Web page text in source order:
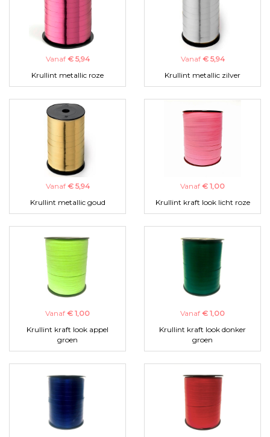
Vanaf € 5,94
Krullint metallic roze
Vanaf € 5,94
Krullint metallic zilver
Vanaf € 5,94
Krullint metallic goud
Vanaf € 1,00
Krullint kraft look licht roze
Vanaf € 1,00
Krullint kraft look appel
groen
Vanaf € 1,00
Krullint kraft look donker
groen